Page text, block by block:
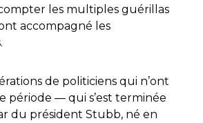
les multiples guérillas
accompagné les
de politiciens qui n’ont
période — qui s’est terminée
du président Stubb, né en